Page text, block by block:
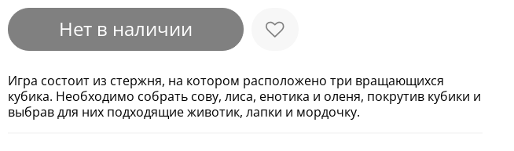
Нет в наличии
Игра состоит из стержня, на котором расположено три вращающихся
кубика. Необходимо собрать сову, лиса, енотика и оленя, покрутив кубики и
выбрав для них подходящие животик, лапки и мордочку.